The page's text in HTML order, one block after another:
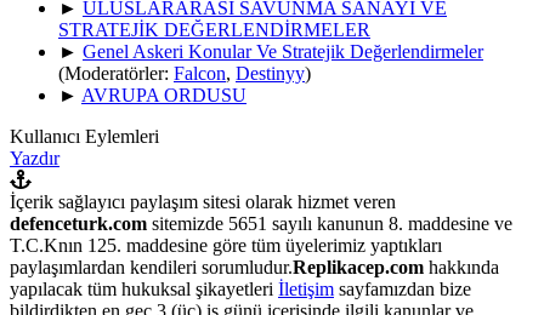
► ULUSLARARASI SAVUNMA SANAYİ VE
STRATEJİK DEĞERLENDİRMELER
► Genel Askeri Konular Ve Stratejik Değerlendirmeler
(Moderatörler: Falcon, Destinyy)
► AVRUPA ORDUSU
Kullanıcı Eylemleri
Yazdır
İçerik sağlayıcı paylaşım sitesi olarak hizmet veren
defenceturk.com sitemizde 5651 sayılı kanunun 8. maddesine ve
T.C.Knın 125. maddesine göre tüm üyelerimiz yaptıkları
paylaşımlardan kendileri sorumludur.Replikacep.com hakkında
yapılacak tüm hukuksal şikayetleri İletişim sayfamızdan bize
bildirdikten en geç 3 (üç) iş günü içerisinde ilgili kanunlar ve